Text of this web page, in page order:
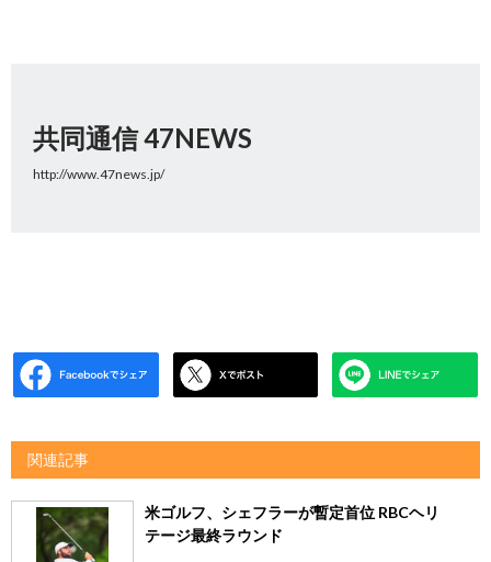
共同通信 47NEWS
http://www.47news.jp/
関連記事
米ゴルフ、シェフラーが暫定首位 RBCヘリ
テージ最終ラウンド